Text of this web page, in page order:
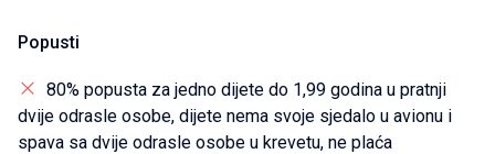
Popusti
80% popusta za jedno dijete do 1,99 godina u pratnji
dvije odrasle osobe, dijete nema svoje sjedalo u avionu i
spava sa dvije odrasle osobe u krevetu, ne plaća